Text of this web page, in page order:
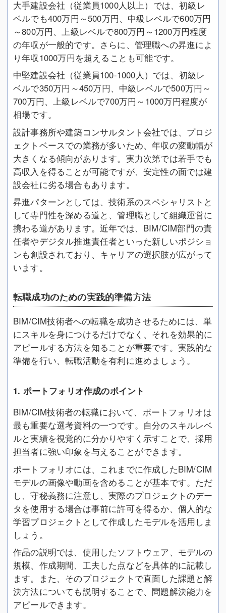
大手建設会社（従業員1000人以上）では、初級レ
ベルでも400万円～500万円、中級レベルで600万円
～800万円、上級レベルで800万円～1200万円程度
の年収が一般的です。さらに、管理職への昇進によ
り年収1000万円を超えることも可能です。
中堅建設会社（従業員100-1000人）では、初級レ
ベルで350万円～450万円、中級レベルで500万円～
700万円、上級レベルで700万円～1000万円程度が
相場です。
設計事務所や建築コンサルタント会社では、プロジ
ェクトベースでの業務が多いため、年収の変動幅が
大きくなる傾向があります。実力次第では若手でも
高収入を得ることが可能ですが、安定性の面では建
設会社に劣る場合もあります。
昇進パターンとしては、技術系のスペシャリストと
して専門性を深める道と、管理職として組織運営に
携わる道があります。近年では、BIM/CIM部門の責
任者やデジタル推進責任者といった新しいポジショ
ンも創設されており、キャリアの選択肢が広がって
います。
転職成功のための実践的準備方法
BIM/CIM技術者への転職を成功させるためには、単
にスキルを身につけるだけでなく、それを効果的に
アピールする方法を知ることが重要です。実践的な
準備を行い、転職活動を有利に進めましょう。
1. ポートフォリオ作成のポイント
BIM/CIM技術者の転職において、ポートフォリオは
最も重要な選考資料の一つです。自分のスキルレベ
ルと実績を視覚的に分かりやすく示すことで、採用
担当者に強い印象を与えることができます。
ポートフォリオには、これまでに作成したBIM/CIM
モデルの画像や動画を含めることが基本です。ただ
し、守秘義務に注意し、実際のプロジェクトのデー
タを使用する場合は事前に許可を得るか、個人的な
学習プロジェクトとして作成したモデルを活用しま
しょう。
作品の説明では、使用したソフトウェア、モデルの
規模、作成期間、工夫した点などを具体的に記載し
ます。また、そのプロジェクトで直面した課題と解
決方法についても説明することで、問題解決能力を
アピールできます。